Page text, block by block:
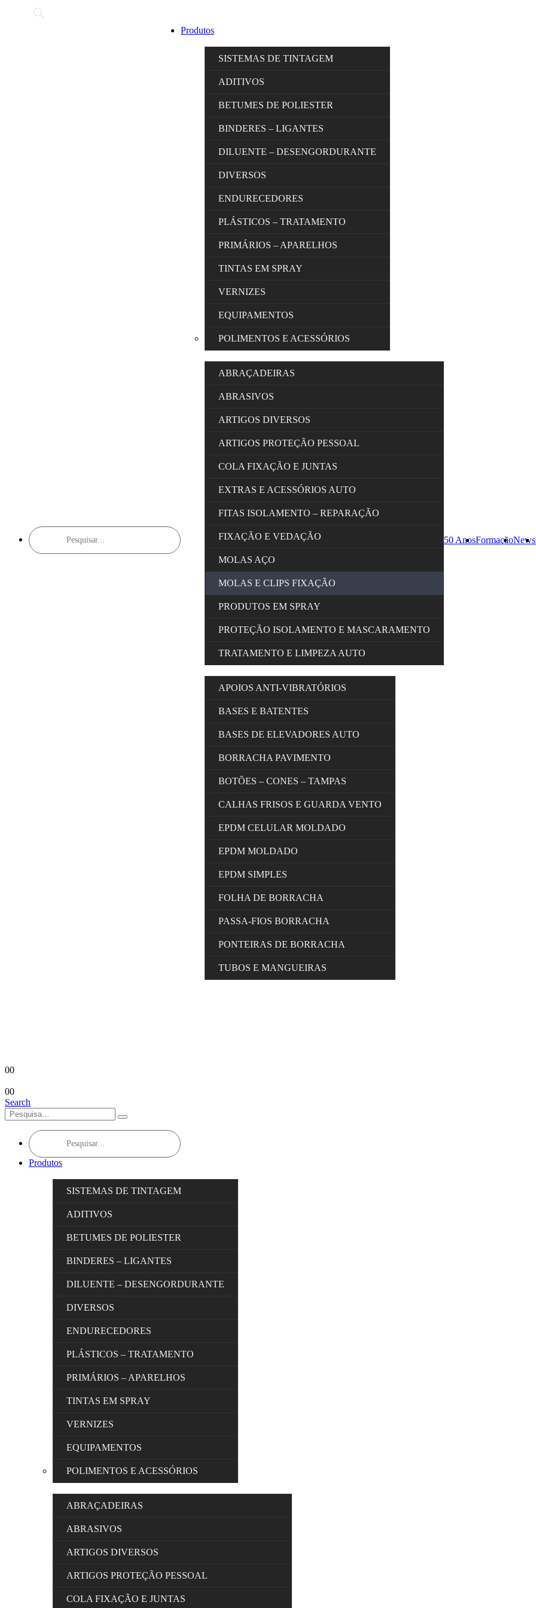
Products
search
Produtos
SISTEMAS DE TINTAGEM
ADITIVOS
BETUMES DE POLIESTER
BINDERES – LIGANTES
DILUENTE – DESENGORDURANTE
DIVERSOS
ENDURECEDORES
PLÁSTICOS – TRATAMENTO
PRIMÁRIOS – APARELHOS
TINTAS EM SPRAY
VERNIZES
EQUIPAMENTOS
POLIMENTOS E ACESSÓRIOS
ABRAÇADEIRAS
ABRASIVOS
ARTIGOS DIVERSOS
ARTIGOS PROTEÇÃO PESSOAL
COLA FIXAÇÃO E JUNTAS
EXTRAS E ACESSÓRIOS AUTO
FITAS ISOLAMENTO – REPARAÇÃO
FIXAÇÃO E VEDAÇÃO
MOLAS AÇO
MOLAS E CLIPS FIXAÇÃO
PRODUTOS EM SPRAY
PROTEÇÃO ISOLAMENTO E MASCARAMENTO
TRATAMENTO E LIMPEZA AUTO
APOIOS ANTI-VIBRATÓRIOS
BASES E BATENTES
BASES DE ELEVADORES AUTO
BORRACHA PAVIMENTO
BOTÕES – CONES – TAMPAS
CALHAS FRISOS E GUARDA VENTO
EPDM CELULAR MOLDADO
EPDM MOLDADO
EPDM SIMPLES
FOLHA DE BORRACHA
PASSA-FIOS BORRACHA
PONTEIRAS DE BORRACHA
TUBOS E MANGUEIRAS
50 AnosFormaçãoNews
00
00
Search
Products
search
Produtos
SISTEMAS DE TINTAGEM
ADITIVOS
BETUMES DE POLIESTER
BINDERES – LIGANTES
DILUENTE – DESENGORDURANTE
DIVERSOS
ENDURECEDORES
PLÁSTICOS – TRATAMENTO
PRIMÁRIOS – APARELHOS
TINTAS EM SPRAY
VERNIZES
EQUIPAMENTOS
POLIMENTOS E ACESSÓRIOS
ABRAÇADEIRAS
ABRASIVOS
ARTIGOS DIVERSOS
ARTIGOS PROTEÇÃO PESSOAL
COLA FIXAÇÃO E JUNTAS